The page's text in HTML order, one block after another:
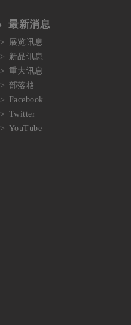
最新消息
展览讯息
新品讯息
重大讯息
部落格
Facebook
Twitter
YouTube